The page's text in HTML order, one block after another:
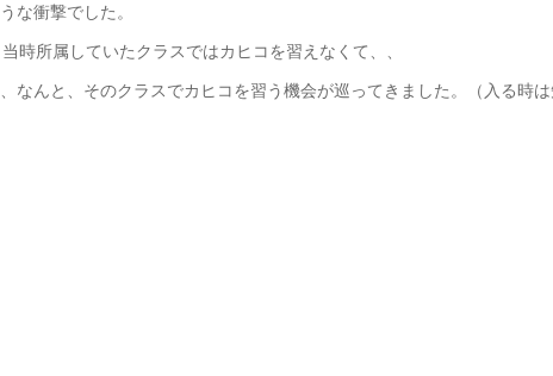
な衝撃でした。
時所属していたクラスではカヒコを習えなくて、、
なんと、そのクラスでカヒコを習う機会が巡ってきました。（入る時